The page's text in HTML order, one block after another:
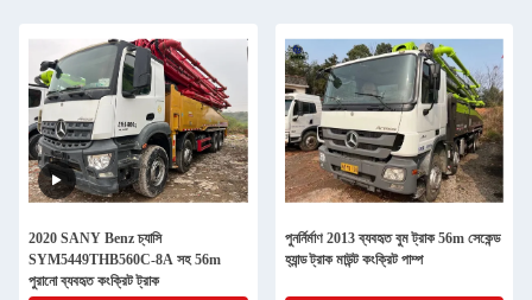
2020 SANY Benz চ্যাসি
SYM5449THB560C-8A সহ 56m
পুরানো ব্যবহৃত কংক্রিট ট্রাক
পুনর্নির্মাণ 2013 ব্যবহৃত বুম ট্রাক 56m সেকেন্ড
হ্যান্ড ট্রাক মাউন্ট কংক্রিট পাম্প